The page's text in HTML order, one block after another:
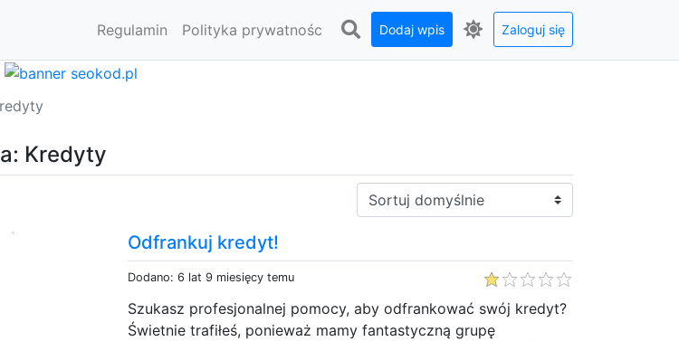
Regulamin Polityka prywatnośc Dodaj wpis Zaloguj się
Kredyty
Sortuj:
Odfrankuj kredyt!
Dodano: 6 lat 9 miesięcy temu
Szukasz profesjonalnej pomocy, aby odfrankować swój kredyt?
Świetnie trafiłeś, ponieważ mamy fantastyczną grupę